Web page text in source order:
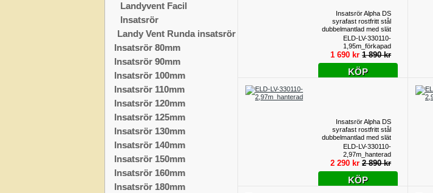
Landyvent Facil
Insatsrör
Landy Vent Runda insatsrör
Insatsrör 80mm
Insatsrör 90mm
Insatsrör 100mm
Insatsrör 110mm
Insatsrör 120mm
Insatsrör 125mm
Insatsrör 130mm
Insatsrör 140mm
Insatsrör 150mm
Insatsrör 160mm
Insatsrör 180mm
Insatsrör Alpha DS
syrafast rostfritt stål
dubbelmantlad med slät
insida inv.110mm
utv.118mm - Längd 1,95
meter, förkapad
ELD-LV-330110-
1,95m_förkapad
1 690 kr 1 890 kr
KÖP
Insatsrör Alpha DS
syrafast rostfritt stål
dubbelmantlad med slät
insida inv.110mm
utv.118mm - Längd 2,97
meter, hanterad
ELD-LV-330110-
2,97m_hanterad
2 290 kr 2 890 kr
KÖP